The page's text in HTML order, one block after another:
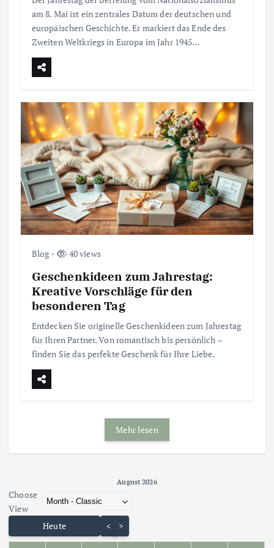
ä
g
am 8. Mai ist ein zentrales Datum der deutschen und
europäischen Geschichte. Er markiert das Ende des
Zweiten Weltkriegs in Europa im Jahr 1945…
Blog 40 views
Geschenkideen zum Jahrestag:
Kreative Vorschläge für den
besonderen Tag
Entdecken Sie originelle Geschenkideen zum Jahrestag
für Ihren Partner. Von romantisch bis persönlich –
finden Sie das perfekte Geschenk für Ihre Liebe.
Mehr lesen
Skip Calendar
August 2026 - current view is dayGridMonth
August 2026
Choose
View
Heute
< >